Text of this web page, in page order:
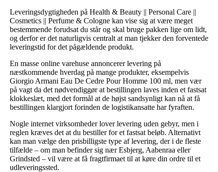
Leveringsdygtigheden på Health & Beauty || Personal Care ||
Cosmetics || Perfume & Cologne kan vise sig at være meget
bestemmende forudsat du står og skal bruge pakken lige om lidt,
og derfor er det naturligvis centralt at man tjekker den forventede
leveringstid for det pågældende produkt.
En masse online varehuse annoncerer levering på
næstkommende hverdag på mange produkter, eksempelvis
Giorgio Armani Eau De Cedre Pour Homme 100 ml, men vær
på vagt da det nødvendiggør at bestillingen laves inden et fastsat
klokkeslæt, med det formål at de højst sandsynligt kan nå at få
bestillingen klargjort forinden de logistikansatte har fyraften.
Nogle internet virksomheder lover levering uden gebyr, men i
reglen kræves det at du bestiller for et fastsat beløb. Alternativt
kan man vælge den prisbilligste type af levering, der i de fleste
tilfælde – om man befinder sig nær Esbjerg, Aabenraa eller
Grindsted – vil være at få fragtfirmaet til at køre din ordre til et
udleveringssted.